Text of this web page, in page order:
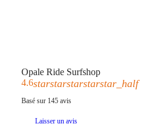
Opale Ride Surfshop
4.6starstarstarstarstar_half
Basé sur 145 avis
Laisser un avis